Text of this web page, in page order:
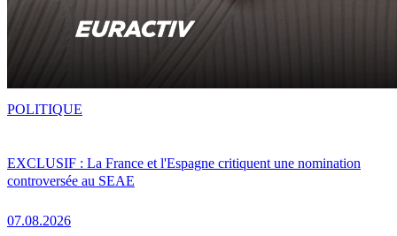
EXCLUSIF : La France et l'Espagne critiquent une nomination
controversée au SEAE
07.08.2026
POLITIQUE